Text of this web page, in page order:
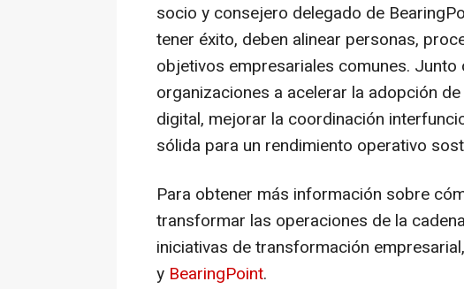
socio y consejero delegado de
tener éxito, deben alinear personas,
objetivos empresariales comunes.
organizaciones a acelerar la adopción
digital, mejorar la coordinación
sólida para un rendimiento operativo
Para obtener más información sobre
transformar las operaciones de la
iniciativas de transformación
y BearingPoint.